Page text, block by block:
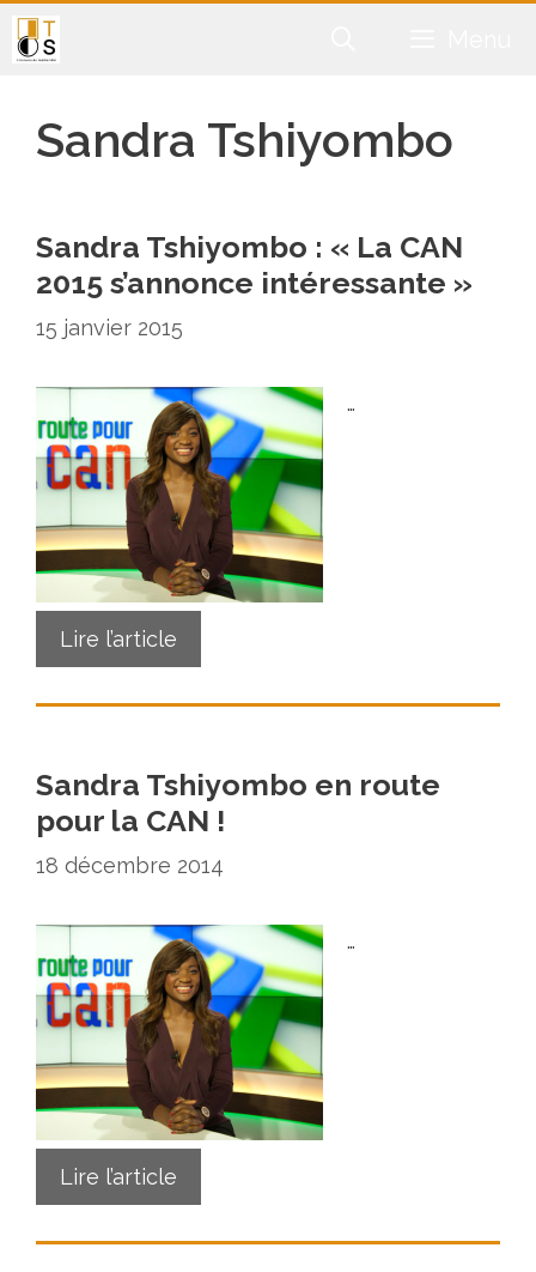
Aller
au
Sandra Tshiyombo
Sandra Tshiyombo : « La CAN
2015 s’annonce intéressante »
15 janvier 2015
…
Lire l’article
Sandra Tshiyombo en route
pour la CAN !
18 décembre 2014
…
Lire l’article